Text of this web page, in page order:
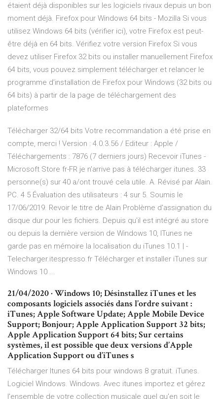
étaient déjà disponibles sur les logiciels rivaux depuis un bon
moment déjà. Firefox pour Windows 64 bits - Mozilla Si vous
utilisez Windows 64 bits (vérifier ici), votre Firefox est peut-
être déjà en 64 bits. Vérifiez votre version Firefox Si vous
devez utiliser Firefox 32 bits ou installer manuellement Firefox
64 bits, vous pouvez simplement télécharger et relancer le
programme d’installation de Firefox pour Windows (32 bits ou
64 bits) à partir de la page de téléchargement des
plateformes
Télécharger 32/64 bits Votre recommandation a été prise en
compte, merci ! Version : 4.0.3.56 / Editeur : Apple /
Téléchargements : 7876 (7 derniers jours) Recevoir iTunes -
Microsoft Store fr-FR je n'arrive pas à télécharger itunes. 33
personne(s) sur 40 a/ont trouvé cela utile. A. Révisé par Alain.
PC. 4 5 Évaluation des utilisateurs : 4 sur 5. Soumis le
17/06/2019. Revoir le titre de Alain Problème d'assignation du
disque dur pour les fichiers. Depuis qu'il est intégré au store
ou depuis la dernière version de Windows 10, ITunes ne
garde pas en mémoire la localisation du iTunes 10.1 | -
Telecharger.itespresso.fr Télécharger et installer iTunes sur
Windows 10 ...
21/04/2020 · Windows 10; Désinstallez iTunes et les
composants logiciels associés dans l’ordre suivant :
iTunes; Apple Software Update; Apple Mobile Device
Support; Bonjour; Apple Application Support 32 bits;
Apple Application Support 64 bits; Sur certains
systèmes, il est possible que deux versions d’Apple
Application Support ou d’iTunes s
Télécharger Itunes 64 bits pour windows 8 gratuit. iTunes.
Logiciel Windows. Windows. Avec itunes importez et gérez
l'ensemble de votre collection musicale quel qu'en soit le